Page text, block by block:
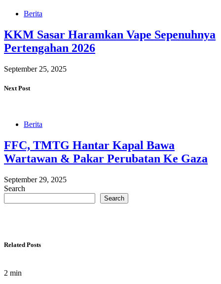
Berita
KKM Sasar Haramkan Vape Sepenuhnya
Pertengahan 2026
September 25, 2025
Next Post
Berita
FFC, TMTG Hantar Kapal Bawa
Wartawan & Pakar Perubatan Ke Gaza
September 29, 2025
Search
Search
Related Posts
2 min